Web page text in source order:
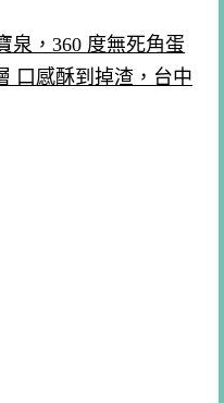
泉，360 度無死角蛋
口感酥到掉渣，台中